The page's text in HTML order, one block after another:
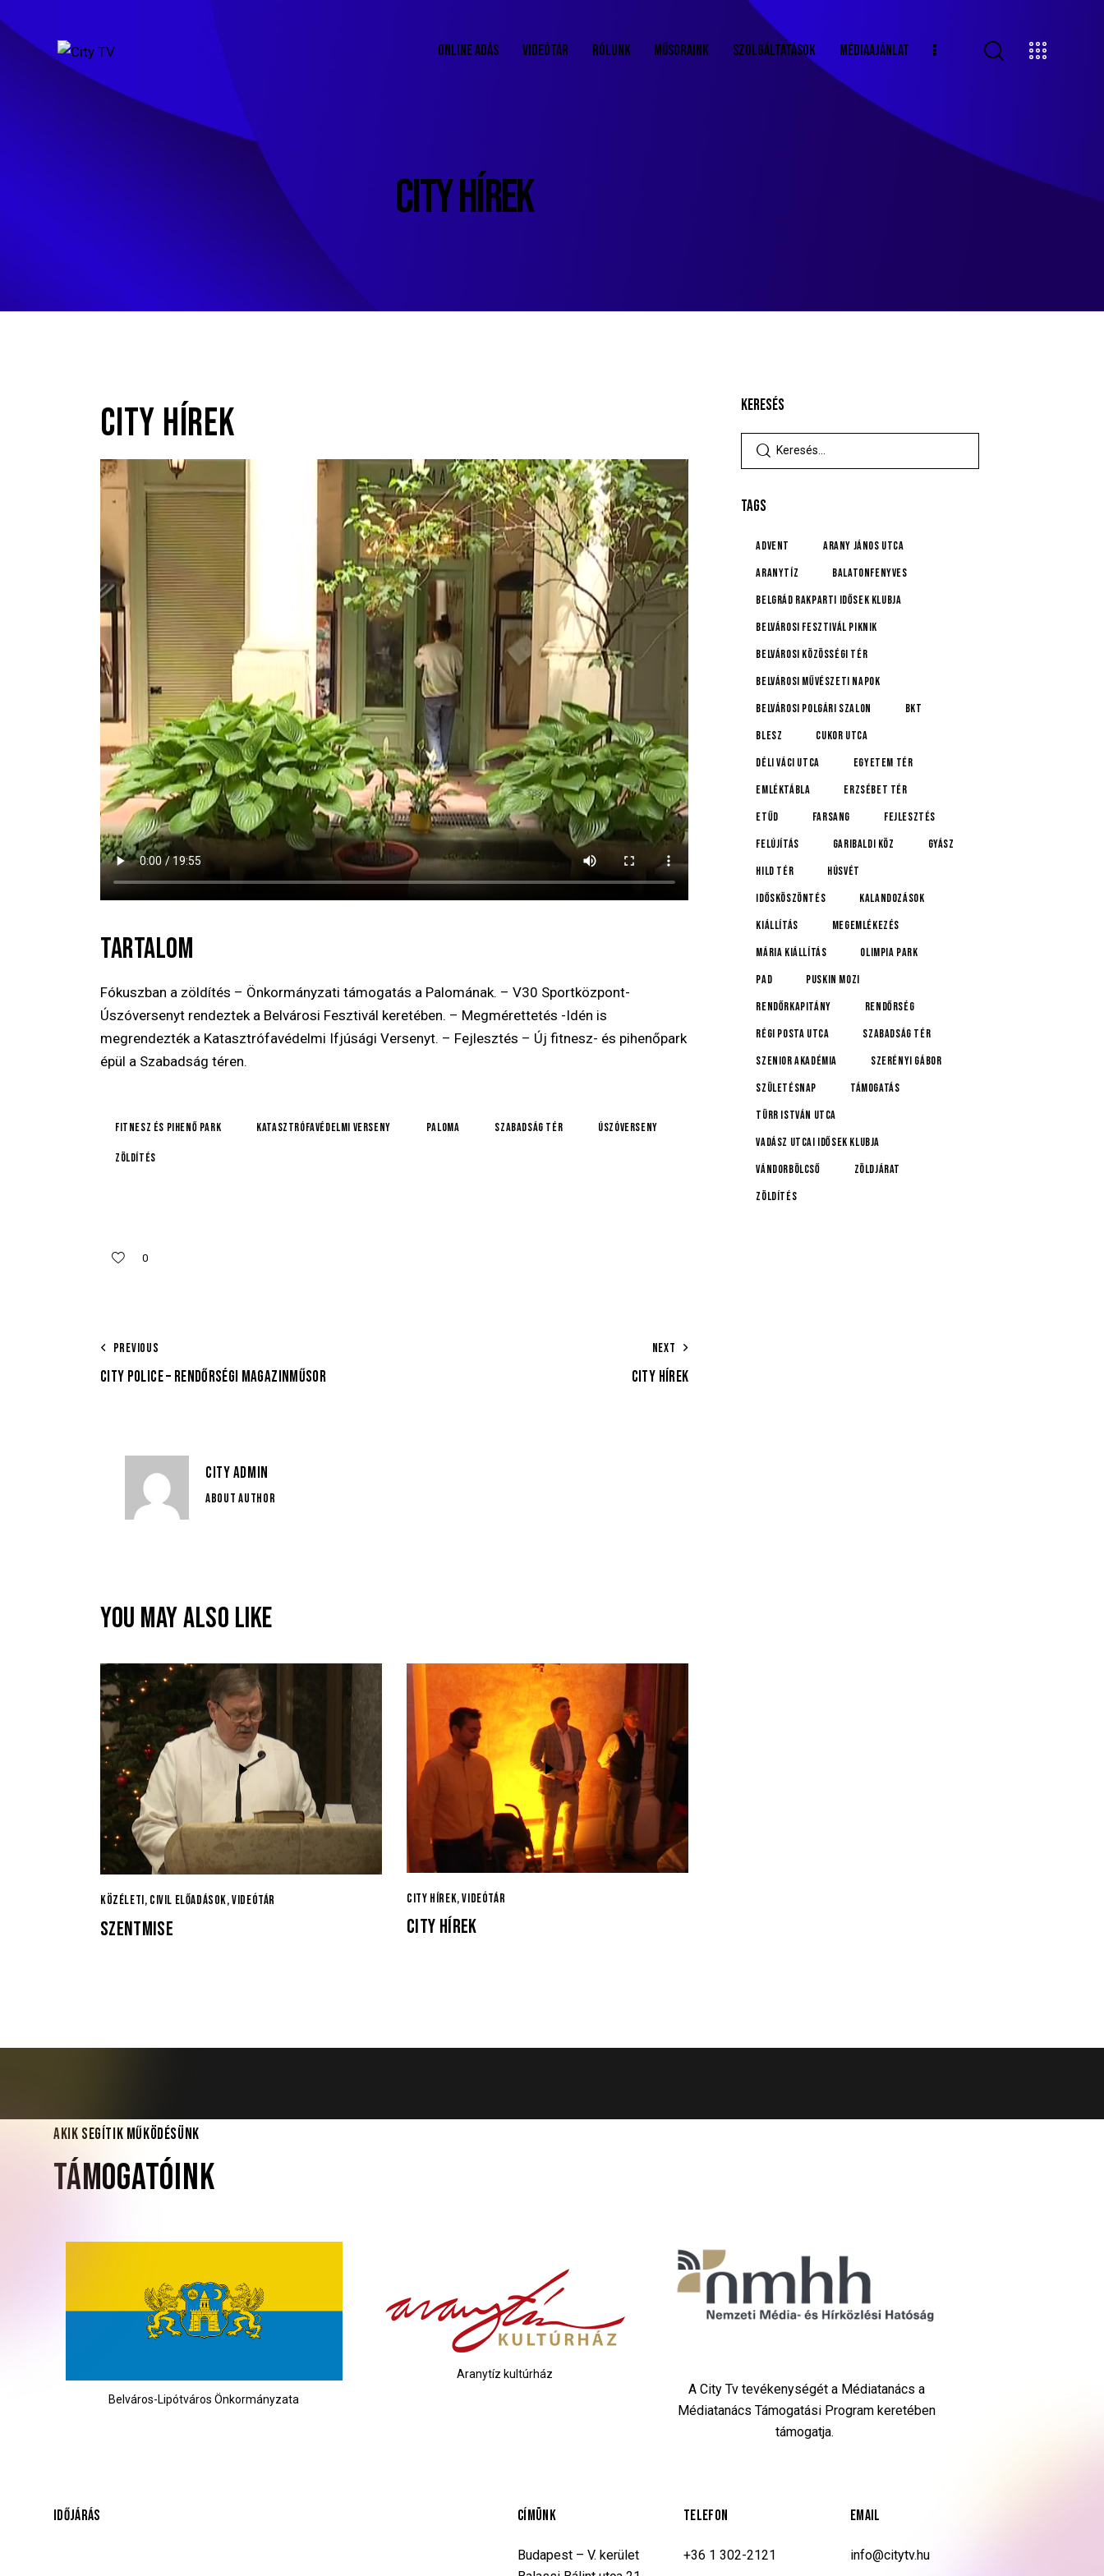
ONLINE ADÁS VIDEÓTÁR RÓLUNK MŰSORAINK SZOLGÁLTATÁSOK MÉDIAAJÁNLAT
CITY HÍREK
CITY HÍREK
TARTALOM
Fókuszban a zöldítés – Önkormányzati támogatás a Palomának. – V30 Sportközpont-
Úszóversenyt rendeztek a Belvárosi Fesztivál keretében. – Megmérettetés -Idén is
megrendezték a Katasztrófavédelmi Ifjúsági Versenyt. – Fejlesztés – Új fitnesz- és pihenőpark
épül a Szabadság téren.
fitnesz és pihenő park katasztrófavédelmi verseny Paloma Szabadság tér úszóverseny
Zöldítés
0
PREVIOUS
CITY POLICE – RENDŐRSÉGI MAGAZINMŰSOR
NEXT
CITY HÍREK
CITY ADMIN
ABOUT AUTHOR
YOU MAY ALSO LIKE
KÖZÉLETI, CIVIL ELŐADÁSOK,VIDEÓTÁR
SZENTMISE
CITY HÍREK,VIDEÓTÁR
CITY HÍREK
KERESÉS
TAGS
advent
Arany János utca
Aranytíz
Balatonfenyves
Belgrád Rakparti Idősek Klubja
Belvárosi Fesztivál Piknik
Belvárosi Közösségi Tér
Belvárosi Művészeti Napok
Belvárosi Polgári Szalon
BKT
BLESZ
Cukor utca
Déli Váci utca
Egyetem tér
emléktábla
Erzsébet tér
etűd
farsang
fejlesztés
felújítás
Garibaldi köz
gyász
Hild tér
húsvét
idősköszöntés
Kalandozások
kiállítás
megemlékezés
Mária kiállítás
Olimpia Park
pad
Puskin mozi
rendőrkapitány
rendőrség
Régi posta utca
Szabadság tér
Szenior Akadémia
Szerényi Gábor
születésnap
támogatás
Türr István utca
Vadász Utcai Idősek Klubja
Vándorbölcső
Zöldjárat
Zöldítés
AKIK SEGÍTIK MŰKÖDÉSÜNK
TÁMOGATÓINK
Belváros-Lipótváros Önkormányzata
Aranytíz kultúrház
A City Tv tevékenységét a Médiatanács a
Médiatanács Támogatási Program keretében
támogatja.
IDŐJÁRÁS CÍMÜNK
Budapest – V. kerület
TELEFON
+36 1 302-2121
EMAIL
info@citytv.hu